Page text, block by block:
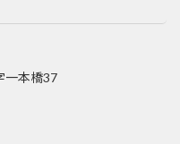
一本橋37